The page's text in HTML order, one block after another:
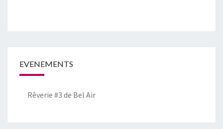
EVENEMENTS
Rêverie #3 de Bel Air